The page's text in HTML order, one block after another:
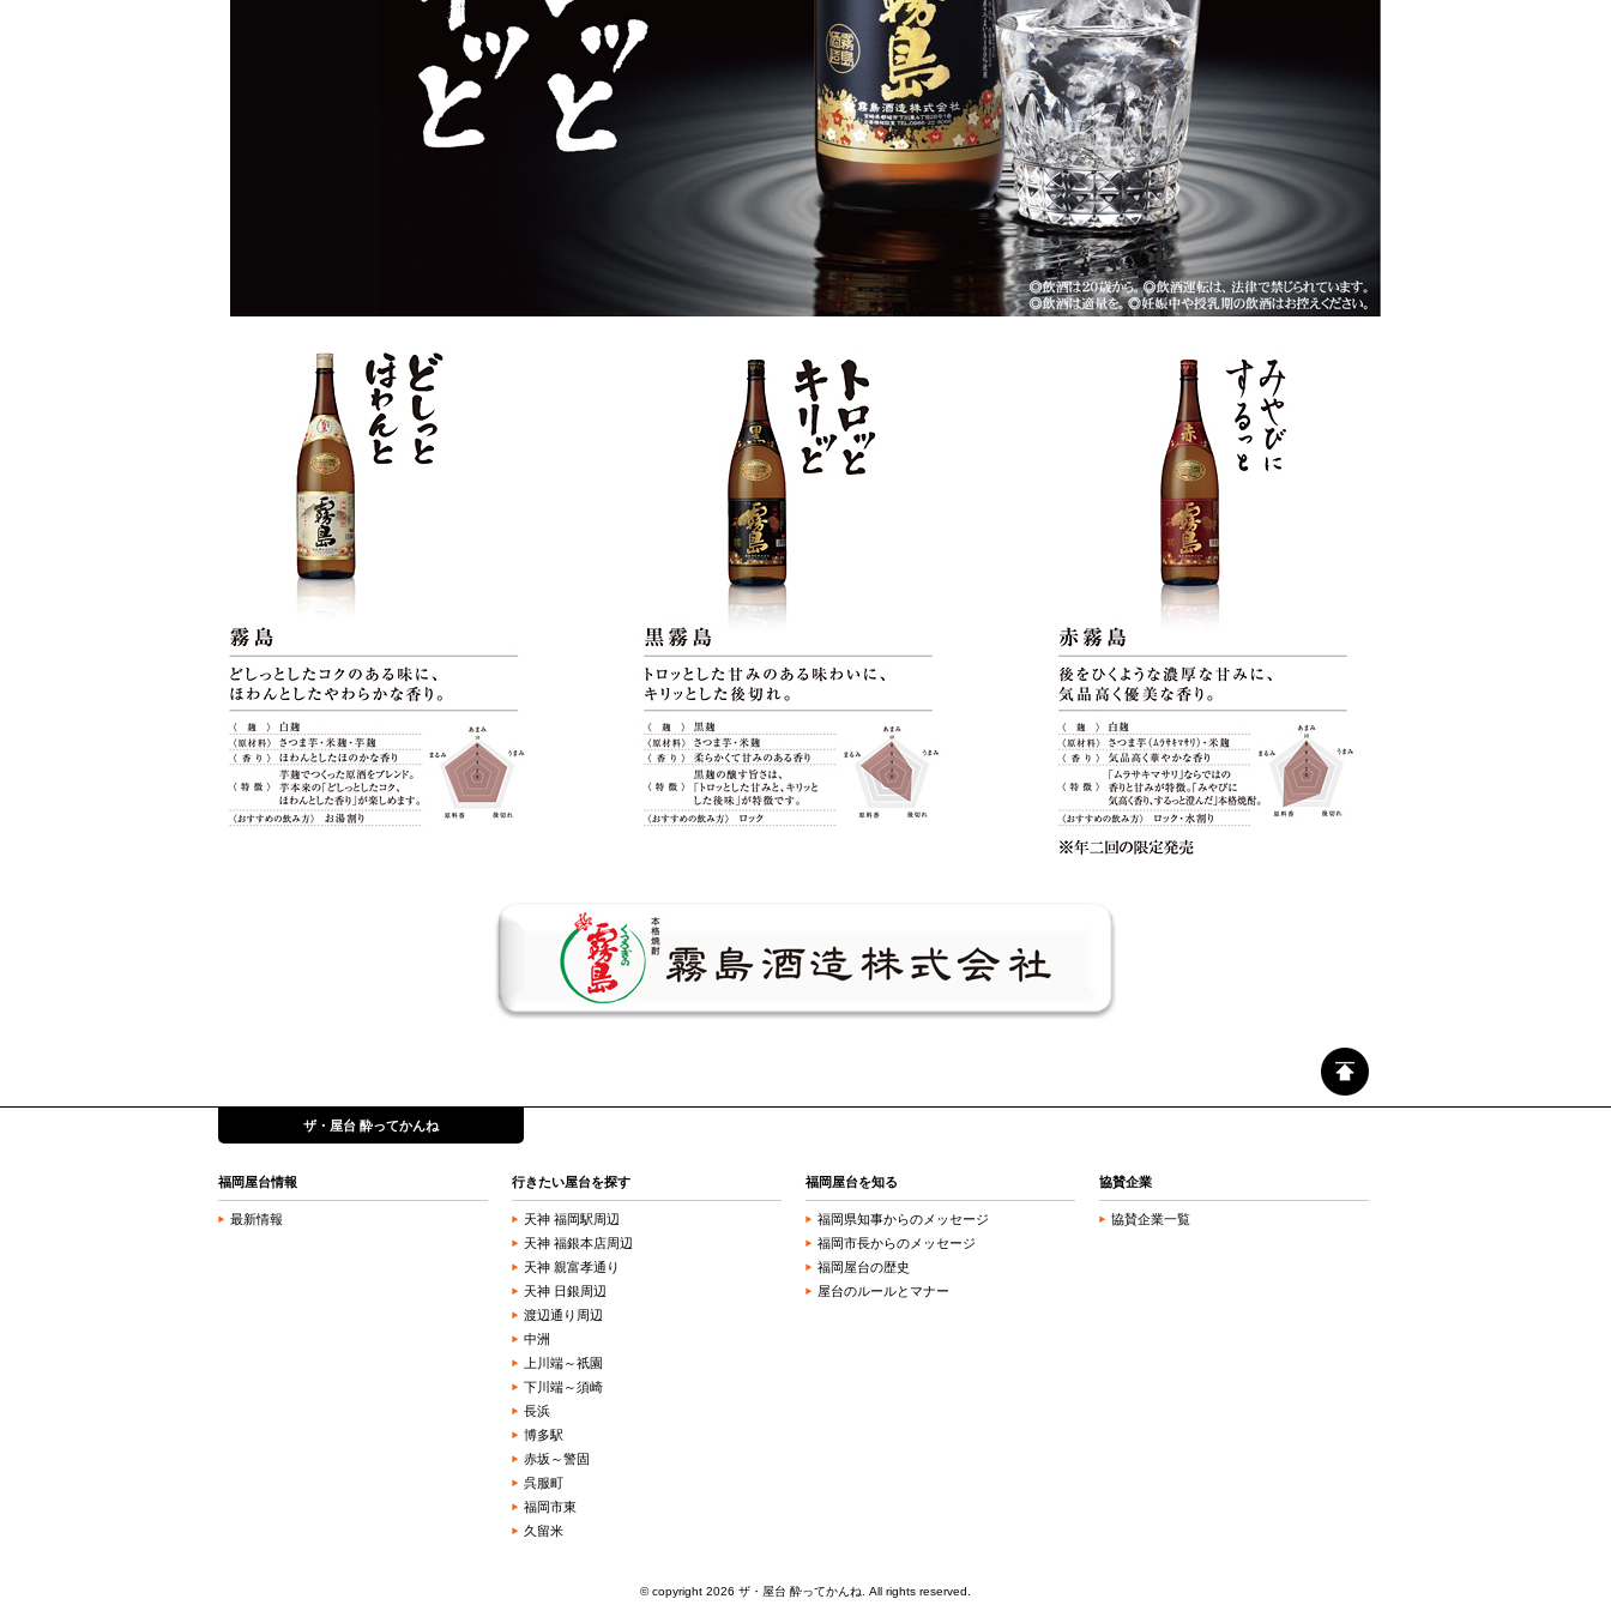
ザ・屋台 酔ってかんね
福岡屋台情報
最新情報
行きたい屋台を探す
天神 福岡駅周辺
天神 福銀本店周辺
天神 親富孝通り
天神 日銀周辺
渡辺通り周辺
中洲
上川端～祇園
下川端～須崎
長浜
博多駅
赤坂～警固
呉服町
福岡市東
久留米
福岡屋台を知る
福岡県知事からのメッセージ
福岡市長からのメッセージ
福岡屋台の歴史
屋台のルールとマナー
協賛企業
協賛企業一覧
© copyright 2026 ザ・屋台 酔ってかんね. All rights reserved.